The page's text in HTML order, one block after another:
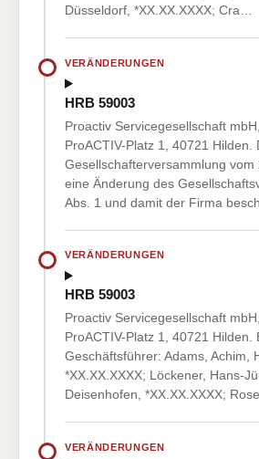
Düsseldorf, *XX.XX.XXXX; Cra…
VERÄNDERUNGEN
HRB 59003
Proactiv Servicegesellschaft
ProACTIV-Platz 1, 40721 Hilden.
Gesellschafterversammlung vom
eine Änderung des
Abs. 1 und damit der Firma
VERÄNDERUNGEN
HRB 59003
Proactiv Servicegesellschaft
ProACTIV-Platz 1, 40721 Hilden.
Geschäftsführer: Adams, Achim,
*XX.XX.XXXX; Löckener, Hans-
Deisenhofen, *XX.XX.XXXX;
VERÄNDERUNGEN